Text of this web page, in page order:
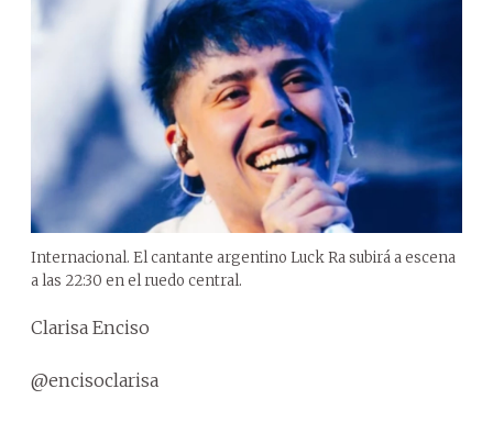
Internacional. El cantante argentino Luck Ra subirá a escena
a las 22:30 en el ruedo central.
Clarisa Enciso
@encisoclarisa